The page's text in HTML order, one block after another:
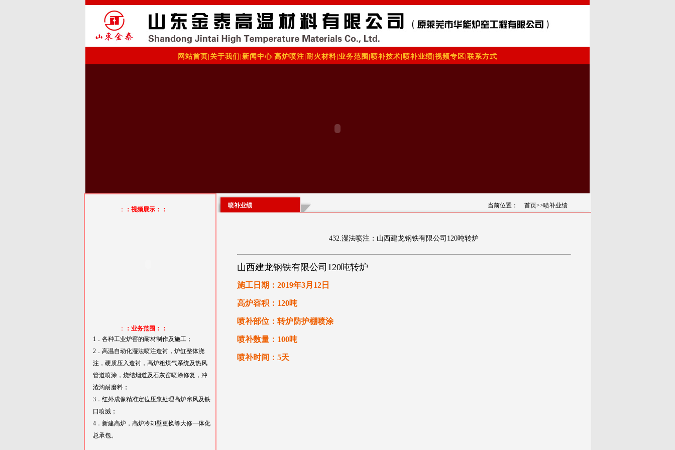
网站首页 关于我们 新闻中心 高炉喷注 耐火材料 业务范围 喷补技术 喷补业绩 视频专区 联系方式
： ：视频展示：：
：
：业务范围：：
1．各种工业炉窑的耐材制作及施工；
2．高温自动化湿法喷注造衬，炉缸整体浇
注，硬质压入造衬，高炉粗煤气系统及热风
管道喷涂，烧结烟道及石灰窑喷涂修复，冲
渣沟耐磨料；
3．红外成像精准定位压浆处理高炉窜风及铁
口喷溅；
4．新建高炉，高炉冷却壁更换等大修一体化
总承包。
喷补业绩 当前位置： 首页>>喷补业绩
432.湿法喷注：山西建龙钢铁有限公司120吨转炉
山西建龙钢铁有限公司120吨转炉
施工日期：2019年3月12日
高炉容积：120吨
喷补部位：转炉防护棚喷涂
喷补数量：100吨
喷补时间：5天